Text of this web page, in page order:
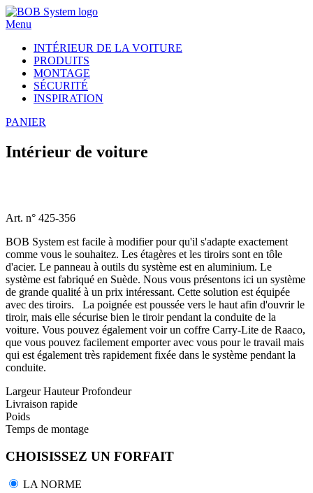
Menu
INTÉRIEUR DE LA VOITURE
PRODUITS
MONTAGE
SÉCURITÉ
INSPIRATION
PANIER
Intérieur de voiture
Art. n° 425-356
BOB System est facile à modifier pour qu'il s'adapte exactement
comme vous le souhaitez. Les étagères et les tiroirs sont en tôle
d'acier. Le panneau à outils du système est en aluminium. Le
système est fabriqué en Suède. Nous vous présentons ici un système
de grande qualité à un prix intéressant. Cette solution est équipée
avec des tiroirs. La poignée est poussée vers le haut afin d'ouvrir le
tiroir, mais elle sécurise bien le tiroir pendant la conduite de la
voiture. Vous pouvez également voir un coffre Carry-Lite de Raaco,
que vous pouvez facilement emporter avec vous pour le travail mais
qui est également très rapidement fixée dans le système pendant la
conduite.
LargeurHauteurProfondeur
Livraison rapide
Poids
Temps de montage
CHOISISSEZ UN FORFAIT
LA NORME